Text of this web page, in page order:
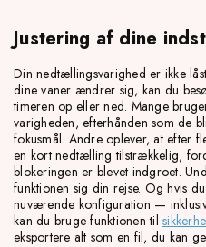
Justering af dine
Din nedtællingsvarighed er ikke
dine vaner ændrer sig, kan du
timeren op eller ned. Mange
varigheden, efterhånden som de
fokusmål. Andre oplever, at efter
en kort nedtælling tilstrækkelig,
blokeringen er blevet indgroet.
funktionen sig din rejse. Og hvis
nuværende konfiguration —
kan du bruge funktionen til
eksportere alt som en fil, du kan